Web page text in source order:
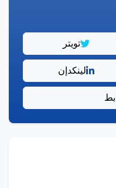
تويتر
لينكدإن